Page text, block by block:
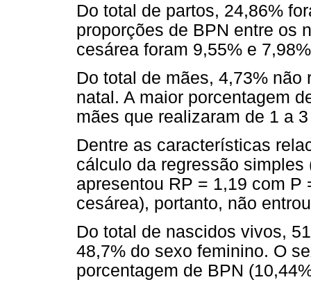
Do total de partos, 24,86%
proporções de BPN entre os
cesárea foram 9,55% e
Do total de mães, 4,73%
natal. A maior porcentagem
mães que realizaram de 1 a
Dentre as características
cálculo da regressão simples
apresentou RP = 1,19 com
cesárea), portanto, não
Do total de nascidos vivos,
48,7% do sexo feminino. O
porcentagem de BPN